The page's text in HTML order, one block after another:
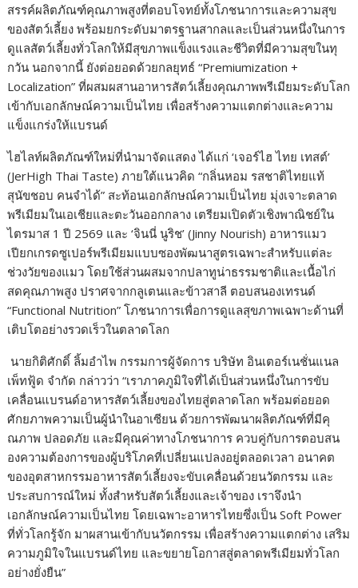
สรรค์ผลิตภัณฑ์คุณภาพสูงที่ตอบโจทย์ทั้งโภชนาการและความสุข
ของสัตว์เลี้ยง พร้อมยกระดับมาตรฐานสากลและเป็นส่วนหนึ่งในการ
ดูแลสัตว์เลี้ยงทั่วโลกให้มีสุขภาพแข็งแรงและชีวิตที่มีความสุขในทุ
กวัน นอกจากนี้ ยังต่อยอดด้วยกลยุทธ์ “Premiumization +
Localization” ที่ผสมผสานอาหารสัตว์เลี้ยงคุณภาพพรีเมียมระดับโลก
เข้ากับเอกลักษณ์ความเป็นไทย เพื่อสร้างความแตกต่างและความ
แข็งแกร่งให้แบรนด์
ไฮไลท์ผลิตภัณฑ์ใหม่ที่นำมาจัดแสดง ได้แก่ ‘เจอร์ไฮ ไทย เทสต์’
(JerHigh Thai Taste) ภายใต้แนวคิด “กลิ่นหอม รสชาติไทยแท้
สุนัขชอบ คนจำได้” สะท้อนเอกลักษณ์ความเป็นไทย มุ่งเจาะตลาด
พรีเมียมในเอเชียและตะวันออกกลาง เตรียมเปิดตัวเชิงพาณิชย์ใน
ไตรมาส 1 ปี 2569 และ ‘จินนี่ นูริช’ (Jinny Nourish) อาหารแมว
เปียกเกรดซูเปอร์พรีเมียมแบบซองพัฒนาสูตรเฉพาะสำหรับแต่ละ
ช่วงวัยของแมว โดยใช้ส่วนผสมจากปลาทูน่าธรรมชาติและเนื้อไก่
สดคุณภาพสูง ปราศจากกลูเตนและข้าวสาลี ตอบสนองเทรนด์
“Functional Nutrition” โภชนาการเพื่อการดูแลสุขภาพเฉพาะด้านที่
เติบโตอย่างรวดเร็วในตลาดโลก
นายกิติศักดิ์ ลิ้มอำไพ กรรมการผู้จัดการ บริษัท อินเตอร์เนชั่นแนล
เพ็ทฟู้ด จำกัด กล่าวว่า “เราภาคภูมิใจที่ได้เป็นส่วนหนึ่งในการขับ
เคลื่อนแบรนด์อาหารสัตว์เลี้ยงของไทยสู่ตลาดโลก พร้อมต่อยอด
ศักยภาพความเป็นผู้นำในอาเซียน ด้วยการพัฒนาผลิตภัณฑ์ที่มีคุ
ณภาพ ปลอดภัย และมีคุณค่าทางโภชนาการ ควบคู่กับการตอบสน
องความต้องการของผู้บริโภคที่เปลี่ยนแปลงอยู่ตลอดเวลา อนาคต
ของอุตสาหกรรมอาหารสัตว์เลี้ยงจะขับเคลื่อนด้วยนวัตกรรม และ
ประสบการณ์ใหม่ ทั้งสำหรับสัตว์เลี้ยงและเจ้าของ เราจึงนำ
เอกลักษณ์ความเป็นไทย โดยเฉพาะอาหารไทยซึ่งเป็น Soft Power
ที่ทั่วโลกรู้จัก มาผสานเข้ากับนวัตกรรม เพื่อสร้างความแตกต่าง เสริม
ความภูมิใจในแบรนด์ไทย และขยายโอกาสสู่ตลาดพรีเมียมทั่วโลก
อย่างยั่งยืน”